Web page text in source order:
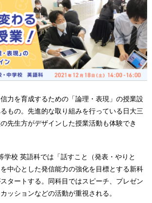
力を育成するための「論理・表現」の授業設
もの。先進的な取り組みを行っている日大三
先生方がデザインした授業活動も体験でき
学校 英語科では「話すこと（発表・やりと
中心とした発信能力の強化を目標とする新科
タートする。同科目ではスピーチ、プレゼン
ッションなどの活動が重視される。